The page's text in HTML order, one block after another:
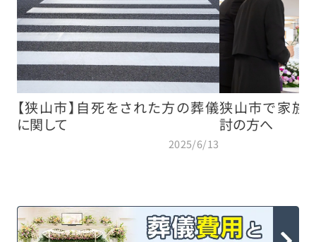
【狭山市】自死をされた方の葬儀
に関して
2025/6/13
狭山市で家族
討の方へ